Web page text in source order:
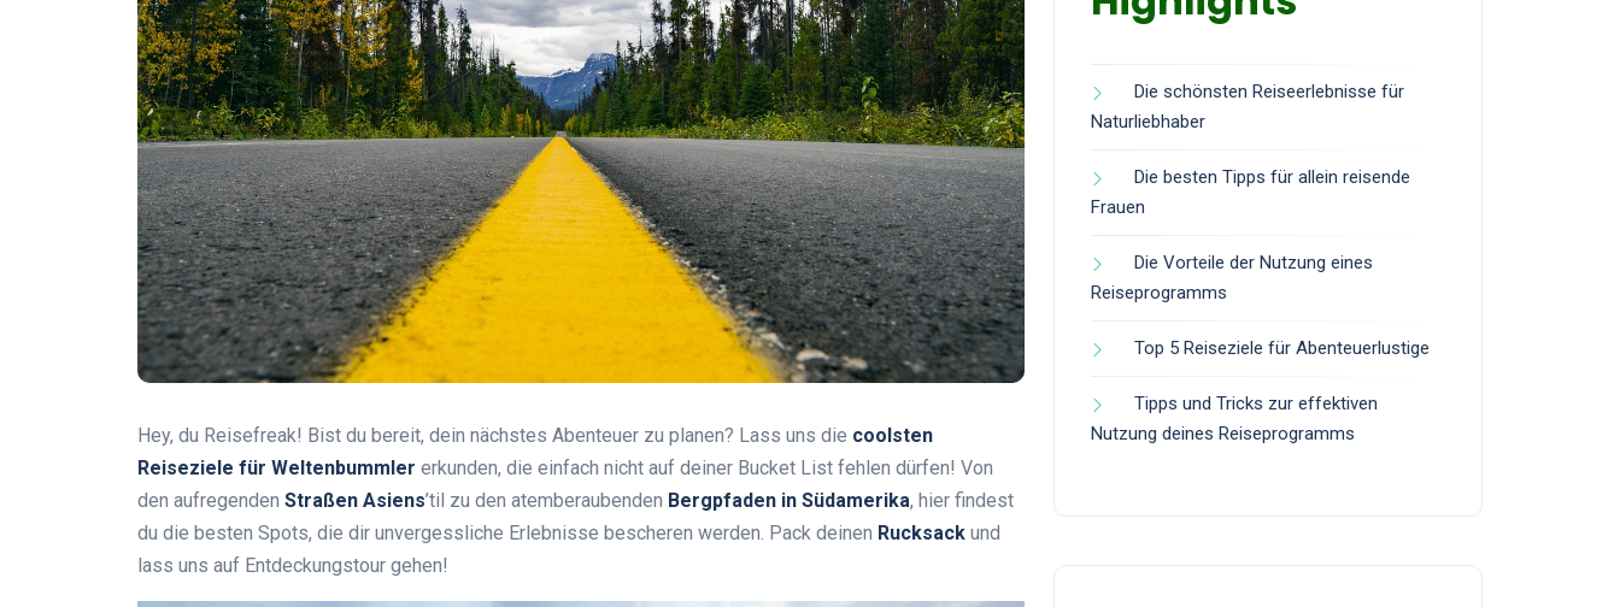
Hey, du Reisefreak! Bist du bereit, dein nächstes Abenteuer zu planen? Lass uns die coolsten
Reiseziele für Weltenbummler erkunden, die einfach nicht auf deiner Bucket List fehlen dürfen! Von
den aufregenden Straßen Asiens’til zu den atemberaubenden Bergpfaden in Südamerika, hier findest
du die besten Spots, die dir unvergessliche Erlebnisse bescheren werden. Pack deinen Rucksack und
lass uns auf Entdeckungstour gehen!
Die schönsten Reiseerlebnisse für
Naturliebhaber
Die besten Tipps für allein reisende
Frauen
Die Vorteile der Nutzung eines
Reiseprogramms
Top 5 Reiseziele für Abenteuerlustige
Tipps und Tricks zur effektiven
Nutzung deines Reiseprogramms